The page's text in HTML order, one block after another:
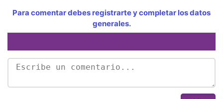
Para comentar debes registrarte y completar los datos
generales.